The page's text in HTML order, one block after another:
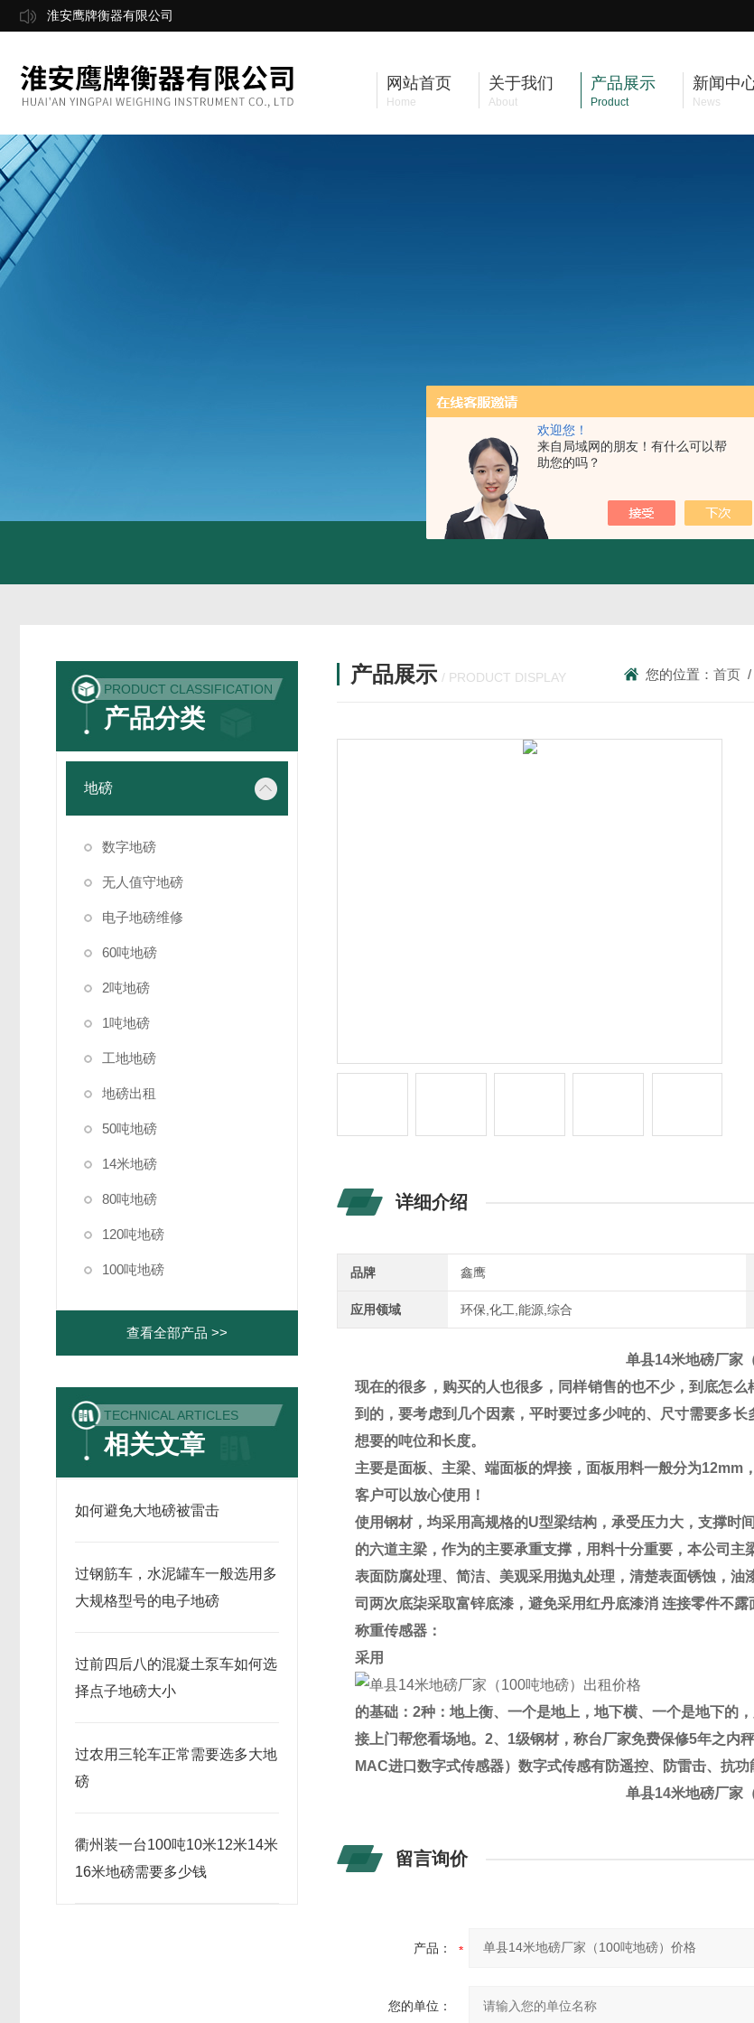
欢迎您！
来自局域网的朋友！有什么可以帮
助您的吗？
淮安鹰牌衡器有限公司
网站首页
Home
关于我们
About
产品展示
Product
新闻中
News
PRODUCT CLASSIFICATION
产品分类
地磅
数字地磅
无人值守地磅
电子地磅维修
60吨地磅
2吨地磅
1吨地磅
工地地磅
地磅出租
50吨地磅
14米地磅
80吨地磅
120吨地磅
100吨地磅
查看全部产品 >>
TECHNICAL ARTICLES
相关文章
如何避免大地磅被雷击
过钢筋车，水泥罐车一般选用多
大规格型号的电子地磅
过前四后八的混凝土泵车如何选
择点子地磅大小
过农用三轮车正常需要选多大地
磅
衢州装一台100吨10米12米14米
16米地磅需要多少钱
产品展示 / PRODUCT DISPLAY 您的位置：首页 /
详细介绍
品牌 鑫鹰
应用领域 环保,化工,能源,综合
单县14米地磅厂家
现在的很多，购买的人也很多，同样销售的也不少，到底怎
到的，要考虑到几个因素，平时要过多少吨的、尺寸需要多
想要的吨位和长度。
主要是面板、主梁、端面板的焊接，面板用料一般分为12mm ，
客户可以放心使用！
使用钢材，均采用高规格的U型梁结构，承受压力大，支撑时
的六道主梁，作为的主要承重支撑，用料十分重要，本公司主
表面防腐处理、简洁、美观采用抛丸处理，清楚表面锈蚀，
司两次底柒采取富锌底漆，避免采用红丹底漆消 连接零件不露
称重传感器：
采用
的基础：2种：地上衡、一个是地上，地下横、一个是地下的
接上门帮您看场地。2、 1级钢材，称台厂家免费保修5年之内
MAC进口数字式传感器）数字式传感有防遥控、防雷击、抗
单县14米地磅厂家
留言询价
产品：
您的单位：